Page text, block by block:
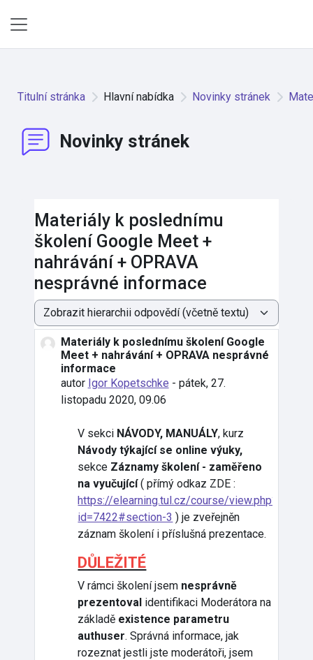
Titulní stránka Hlavní nabídka Novinky stránek
Novinky stránek
Materiály k poslednímu
školení Google Meet +
nahrávání + OPRAVA
nesprávné informace
Režim zobrazení
Materiály k poslednímu školení Google
Meet + nahrávání + OPRAVA nesprávné
informace
autor Igor Kopetschke - pátek, 27.
listopadu 2020, 09.06
Počet odpovědí: 0
V sekci NÁVODY, MANUÁLY, kurz
Návody týkající se online výuky,
sekce Záznamy školení - zaměřeno
na vyučující( přímý odkaz ZDE :
https://elearning.tul.cz/course/view.php?
id=7422#section-3 ) je zveřejněn
záznam školení i příslušná prezentace.
DŮLEŽITÉ
V rámci školení jsem nesprávně
prezentoval identifikaci Moderátora na
základě existence parametru
authuser. Správná informace, jak
rozeznat jestli jste moderátoři, jsem